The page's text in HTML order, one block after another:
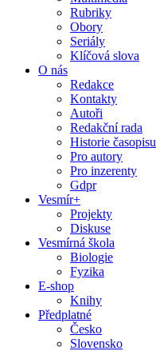
Rubriky
Obory
Seriály
Klíčová slova
O nás
Redakce
Kontakty
Autoři
Redakční rada
Historie časopisu
Pro autory
Pro inzerenty
Gdpr
Vesmír+
Projekty
Diskuse
Vesmírná škola
Biologie
Fyzika
E-shop
Knihy
Předplatné
Česko
Slovensko